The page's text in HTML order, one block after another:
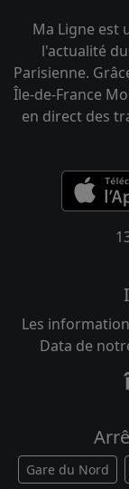
Ma Ligne est
l'actualité
Parisienne.
Île-de-France
en direct des
Les
Data de
Gare du Nord